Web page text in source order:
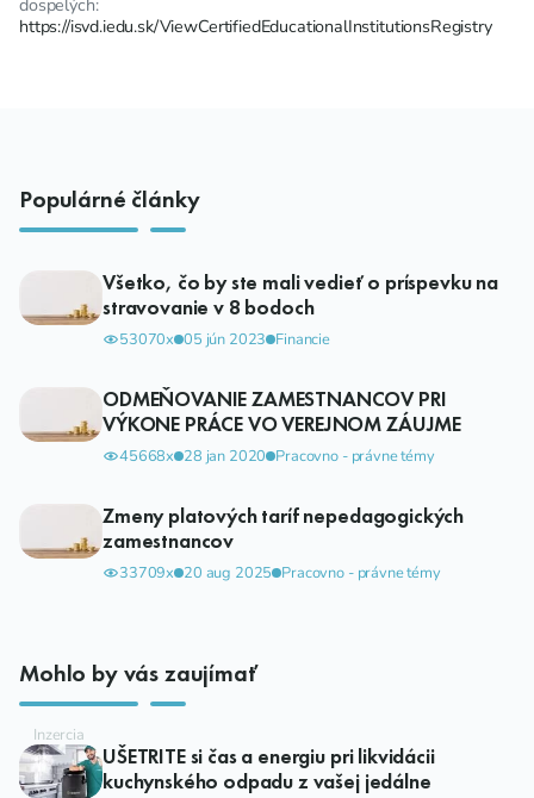
https://isvd.iedu.sk/ViewCertifiedEducationalInstitutionsRegistry
Populárné články
Všetko, čo by ste mali vedieť o príspevku na
stravovanie v 8 bodoch
53070x 05 jún 2023 Financie
ODMEŇOVANIE ZAMESTNANCOV PRI
VÝKONE PRÁCE VO VEREJNOM ZÁUJME
45668x 28 jan 2020 Pracovno - právne témy
Zmeny platových taríf nepedagogických
zamestnancov
33709x 20 aug 2025 Pracovno - právne témy
Mohlo by vás zaujímať
UŠETRITE si čas a energiu pri likvidácii
kuchynského odpadu z vašej jedálne